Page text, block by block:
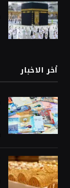
أخر الاخبار